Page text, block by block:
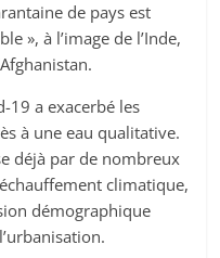
de pays est
», à l’image de l’Inde,
19 a exacerbé les
à une eau qualitative.
déjà par de nombreux
climatique,
démographique